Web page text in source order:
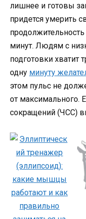
лишнее и готовы
придется умерить
минут. Людям с
подготовки хватит
одну минуту
этом пульс не
от максимального.
сокращений (ЧСС)